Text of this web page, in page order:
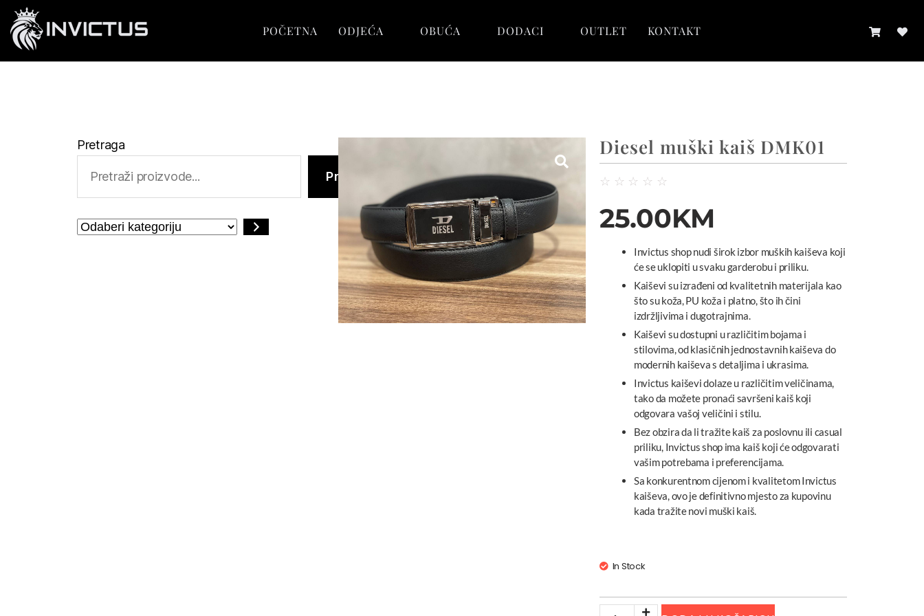
POČETNA ODJEĆA OBUĆA DODACI OUTLET KONTAKT
Pretraga
Pretraga
Diesel muški kaiš DMK01
☆ ☆ ☆ ☆ ☆
25.00KM
Invictus shop nudi širok izbor muških kaiševa koji
će se uklopiti u svaku garderobu i priliku.
Kaiševi su izrađeni od kvalitetnih materijala kao
što su koža, PU koža i platno, što ih čini
izdržljivima i dugotrajnima.
Kaiševi su dostupni u različitim bojama i
stilovima, od klasičnih jednostavnih kaiševa do
modernih kaiševa s detaljima i ukrasima.
Invictus kaiševi dolaze u različitim veličinama,
tako da možete pronaći savršeni kaiš koji
odgovara vašoj veličini i stilu.
Bez obzira da li tražite kaiš za poslovnu ili casual
priliku, Invictus shop ima kaiš koji će odgovarati
vašim potrebama i preferencijama.
Sa konkurentnom cijenom i kvalitetom Invictus
kaiševa, ovo je definitivno mjesto za kupovinu
kada tražite novi muški kaiš.
In Stock